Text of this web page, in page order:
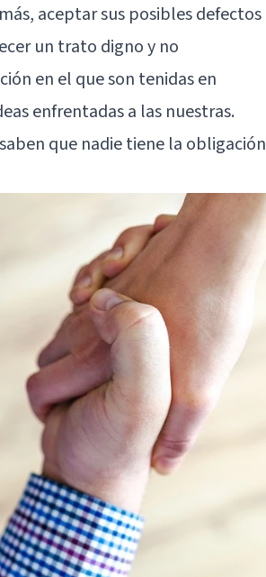
aceptar sus posibles defectos
un trato digno y no
en el que son tenidas en
enfrentadas a las nuestras.
que nadie tiene la obligación